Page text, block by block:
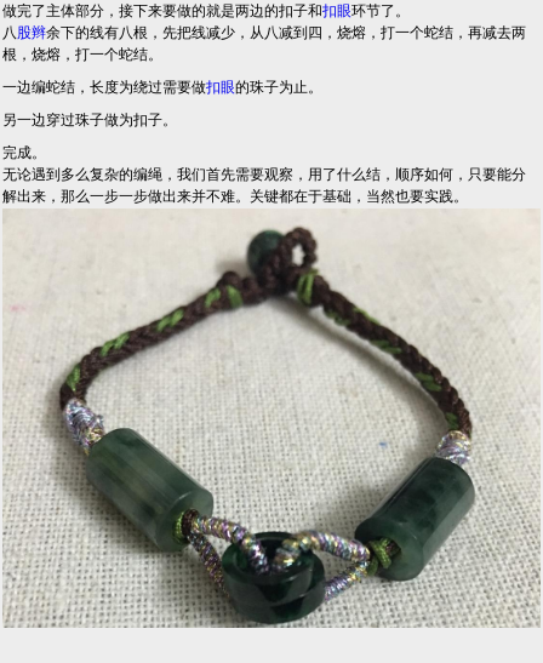
做完了主体部分，接下来要做的就是两边的扣子和扣眼环节了。
八 股辫余下的线有八根，先把线减少，从八减到四，烧熔，打一个蛇结，再减去两
根，烧熔，打一个蛇结。
一边编蛇结，长度为绕过需要做扣眼的珠子为止。
另一边穿过珠子做为扣子。
完成。
无论遇到多么复杂的编绳，我们首先需要观察，用了什么结，顺序如何，只要能分
解出来，那么一步一步做出来并不难。关键都在于基础，当然也要实践。